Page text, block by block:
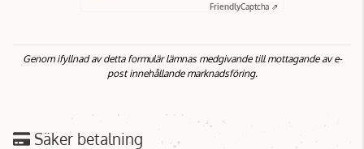
FriendlyCaptcha ⇗
Genom ifyllnad av detta formulär lämnas medgivande till mottagande av e-
post innehållande marknadsföring.
Säker betalning